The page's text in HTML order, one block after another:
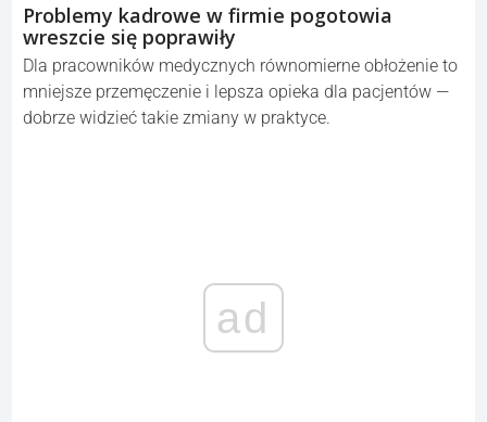
Problemy kadrowe w firmie pogotowia
wreszcie się poprawiły
Dla pracowników medycznych równomierne obłożenie to
mniejsze przemęczenie i lepsza opieka dla pacjentów —
dobrze widzieć takie zmiany w praktyce.
ad